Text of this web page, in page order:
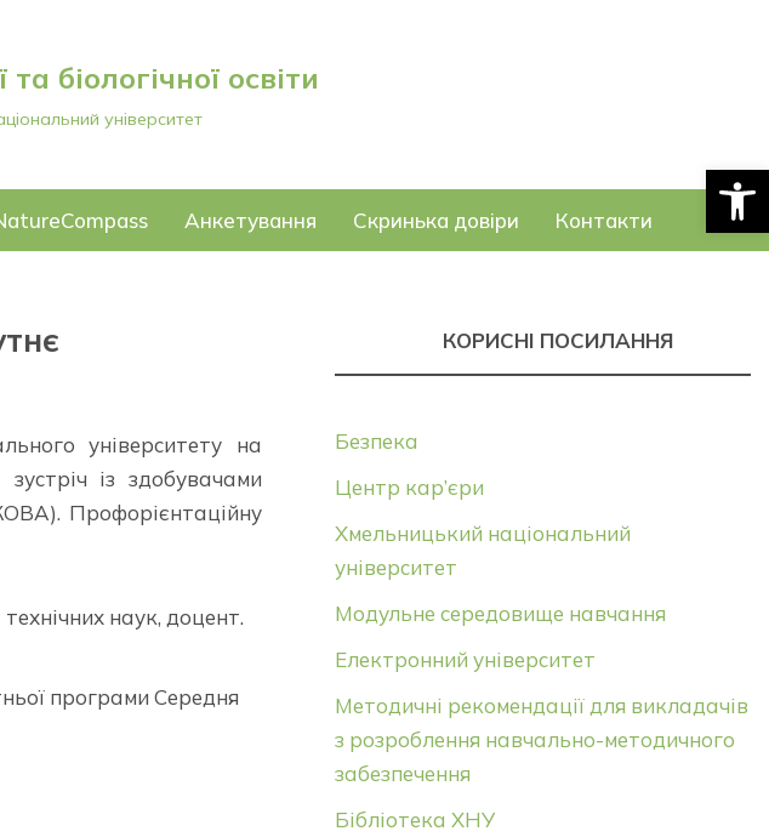
біологічної освіти
університет
Анкетування Скринька довіри Контакти
університету на
із здобувачами
Профорієнтаційну
наук, доцент.
програми Середня
КОРИСНІ ПОСИЛАННЯ
Безпека
Центр кар’єри
Хмельницький національний
університет
Модульне середовище навчання
Електронний університет
Методичні рекомендації для викладачів
з розроблення навчально-методичного
забезпечення
Бібліотека ХНУ